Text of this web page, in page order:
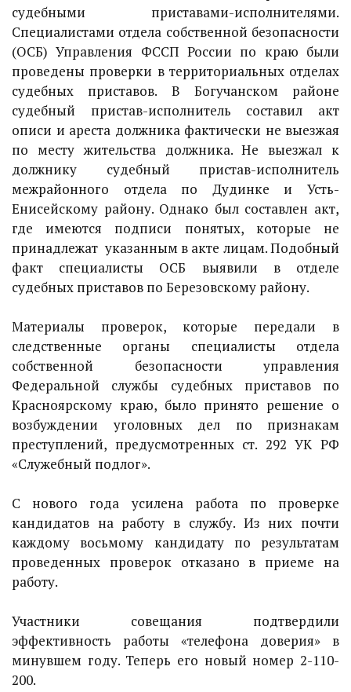
судебными приставами-исполнителями.
Специалистами отдела собственной безопасности
(ОСБ) Управления ФССП России по краю были
проведены проверки в территориальных отделах
судебных приставов. В Богучанском районе
судебный пристав-исполнитель составил акт
описи и ареста должника фактически не выезжая
по месту жительства должника. Не выезжал к
должнику судебный пристав-исполнитель
межрайонного отдела по Дудинке и Усть-
Енисейскому району. Однако был составлен акт,
где имеются подписи понятых, которые не
принадлежат указанным в акте лицам. Подобный
факт специалисты ОСБ выявили в отделе
судебных приставов по Березовскому району.
Материалы проверок, которые передали в
следственные органы специалисты отдела
собственной безопасности управления
Федеральной службы судебных приставов по
Красноярскому краю, было принято решение о
возбуждении уголовных дел по признакам
преступлений, предусмотренных ст. 292 УК РФ
«Служебный подлог».
С нового года усилена работа по проверке
кандидатов на работу в службу. Из них почти
каждому восьмому кандидату по результатам
проведенных проверок отказано в приеме на
работу.
Участники совещания подтвердили
эффективность работы «телефона доверия» в
минувшем году. Теперь его новый номер 2-110-
200.